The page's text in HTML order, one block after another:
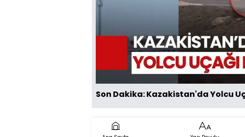
Son Dakika: Kazakistan'da Yolcu